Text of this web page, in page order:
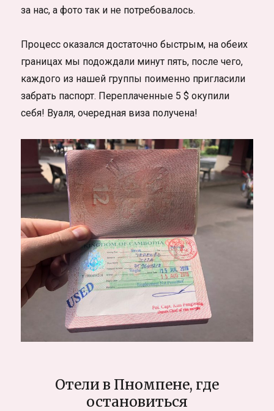
за нас, а фото так и не потребовалось.
Процесс оказался достаточно быстрым, на обеих
границах мы подождали минут пять, после чего,
каждого из нашей группы поименно пригласили
забрать паспорт. Переплаченные 5 $ окупили
себя! Вуаля, очередная виза получена!
Отели в Пномпене, где
остановиться